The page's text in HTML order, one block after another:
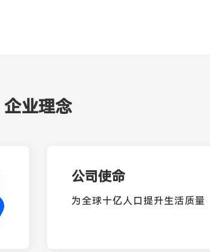
企业理念
公司使命
为全球十亿人口提升生活质量